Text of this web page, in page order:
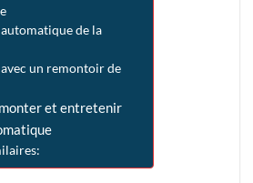
de la
un remontoir de
et entretenir